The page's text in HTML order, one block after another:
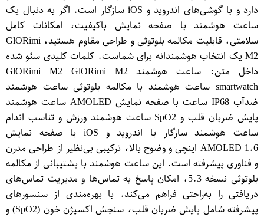
دارد و با گوشی‌های اندروید و iOS سازگار است. اگر به دنبال یک
ساعت هوشمند با صفحه نمایش باکیفیت، امکانات کامل
سلامتی، قابلیت مکالمه بلوتوثی و طراحی مقاوم هستید، GlO​Rimi
M2 یک انتخاب هوشمندانه برای شماست. کلمات کلیدی سئو شده
داخل متن: ساعت هوشمند GlO​Rimi M2 GlO​Rimi M2
smartwatch ساعت هوشمند با مکالمه بلوتوثی ساعت هوشمند
ضدآب IP68 ساعت با صفحه نمایش AMOLED ساعت هوشمند
پایش ضربان قلب و SpO2 ساعت هوشمند ورزش و تناسب اندام
ساعت هوشمند سازگار با اندروید و iOS با صفحه نمایش
AMOLED 1.6 اینچی و وضوح بالا، ترکیبی بی‌نظیر از طراحی مدرن
و فناوری پیشرفته است. این ساعت هوشمند با پشتیبانی از مکالمه
بلوتوثی نسخه 5.3، امکان پاسخ به تماس‌ها و مدیریت تماس‌های
دریافتی را به‌راحتی فراهم می‌کند. با بهره‌مندی از سنسورهای
پیشرفته شامل پایش ضربان قلب، سنجش اکسیژن خون (SpO2) و